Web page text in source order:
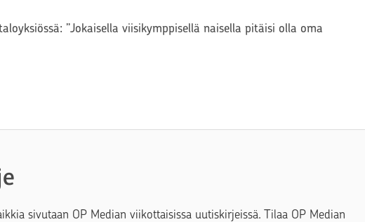
”Jokaisella viisikymppisellä naisella pitäisi olla oma
sivutaan OP Median viikottaisissa uutiskirjeissä. Tilaa OP Median